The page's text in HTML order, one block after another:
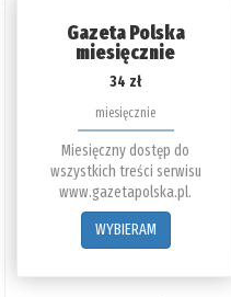
Gazeta Polska
miesięcznie
34 zł
miesięcznie
Miesięczny dostęp do
wszystkich treści serwisu
www.gazetapolska.pl.
WYBIERAM